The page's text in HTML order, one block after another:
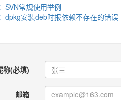
SVN常规使用举例
dpkg安装deb时报依赖不存在的错误
称(必填)
邮箱